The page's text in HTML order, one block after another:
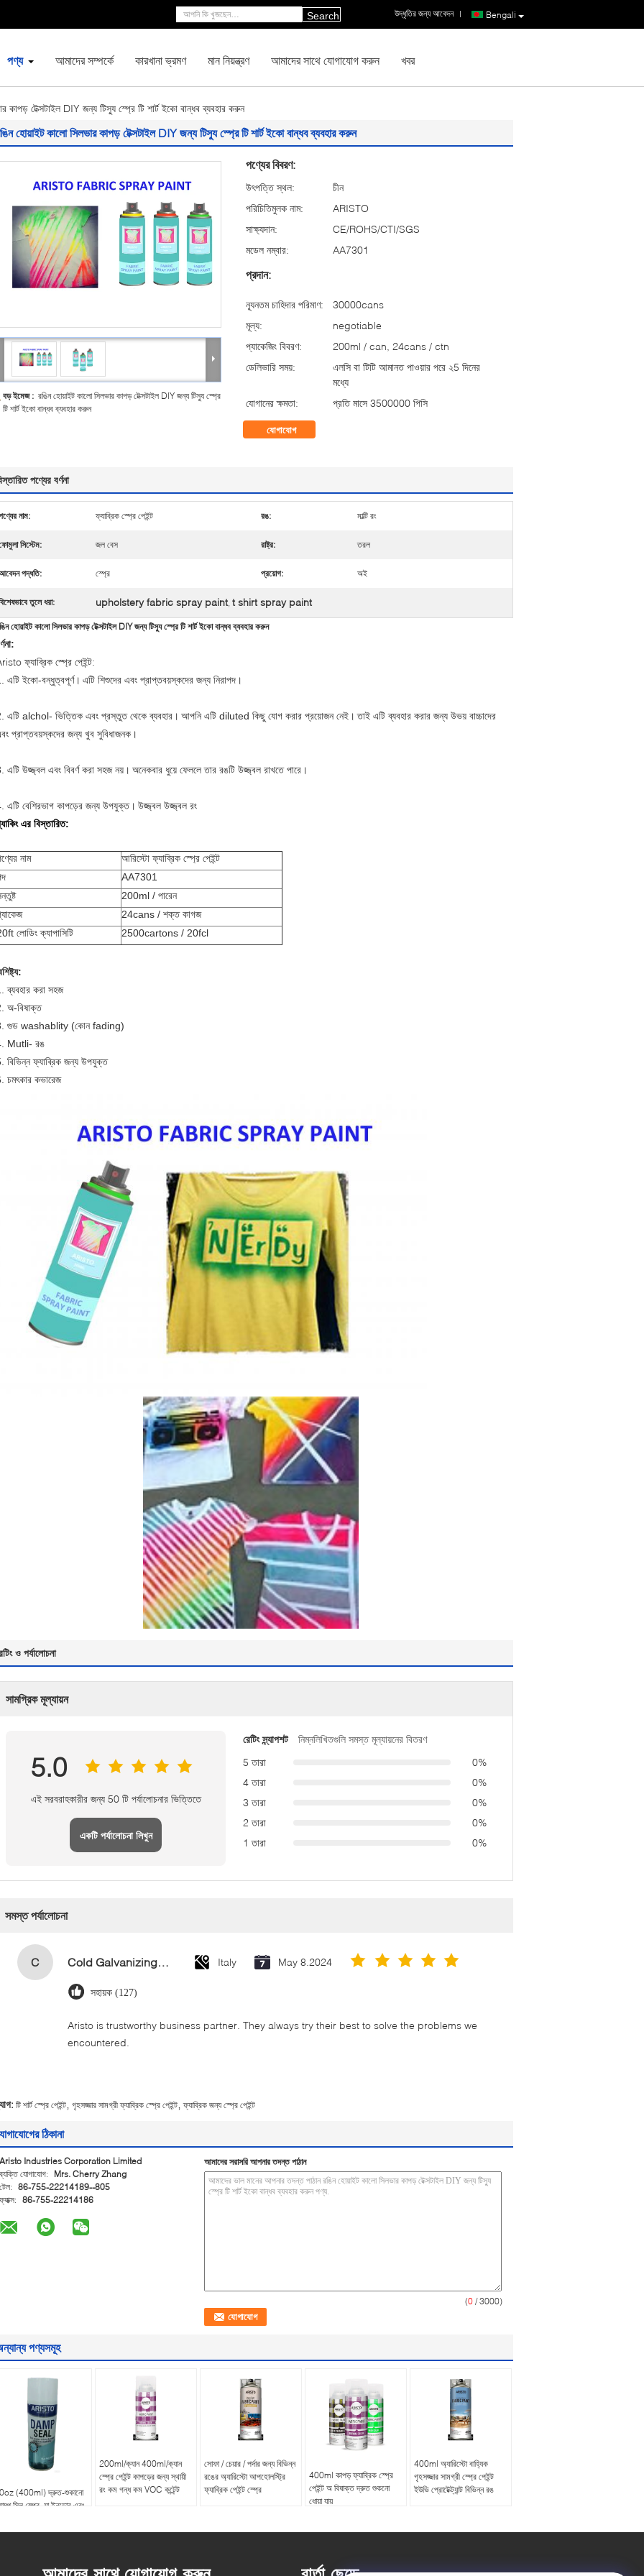
Bengali
উদ্ধৃতির জন্য আবেদন |
Search
পণ্য আমাদের সম্পর্কে কারখানা ভ্রমণ মান নিয়ন্ত্রণ আমাদের সাথে যোগাযোগ করুন খবর
কাপড় টেক্সটাইল DIY জন্য টিস্যু স্প্রে টি শার্ট ইকো বান্ধব ব্যবহার করুন
হোয়াইট কালো সিলভার কাপড় টেক্সটাইল DIY জন্য টিস্যু স্প্রে টি শার্ট ইকো বান্ধব ব্যবহার করুন
বড় ইমেজ : রঙিন হোয়াইট কালো সিলভার কাপড় টেক্সটাইল DIY জন্য টিস্যু স্প্রে
টি শার্ট ইকো বান্ধব ব্যবহার করুন
পণ্যের বিবরণ:
উৎপত্তি স্থল:
চীন
পরিচিতিমুলক নাম:
ARISTO
সাক্ষ্যদান:
CE/ROHS/CTI/SGS
মডেল নম্বার:
AA7301
প্রদান:
ন্যূনতম চাহিদার পরিমাণ:
30000cans
মূল্য:
negotiable
প্যাকেজিং বিবরণ:
200ml / can, 24cans / ctn
ডেলিভারি সময়:
এলসি বা টিটি আমানত পাওয়ার পরে ২5 দিনের
মধ্যে
যোগানের ক্ষমতা:
প্রতি মাসে 3500000 পিসি
যোগাযোগ
পণ্যের বর্ণনা
নাম: ফ্যাব্রিক স্প্রে পেইন্ট রঙ: মাল্টি রং
সিস্টেম: জল বেস রাষ্ট্র: তরল
পদ্ধতি: স্প্রে প্রয়োগ: অই
তুলে ধরা: upholstery fabric spray paint, t shirt spray paint
হোয়াইট কালো সিলভার কাপড় টেক্সটাইল DIY জন্য টিস্যু স্প্রে টি শার্ট ইকো বান্ধব ব্যবহার করুন
ফ্যাব্রিক স্প্রে পেইন্ট:
এটি ইকো-বন্ধুত্বপূর্ণ। এটি শিশুদের এবং প্রাপ্তবয়স্কদের জন্য নিরাপদ।
এটি alchol- ভিত্তিক এবং প্রস্তুত থেকে ব্যবহার। আপনি এটি diluted কিছু যোগ করার প্রয়োজন নেই। তাই এটি ব্যবহার করার জন্য উভয় বাচ্চাদের
প্রাপ্তবয়স্কদের জন্য খুব সুবিধাজনক।
এটি উজ্জ্বল এবং বিবর্ণ করা সহজ নয়। অনেকবার ধুয়ে ফেললে তার রঙটি উজ্জ্বল রাখতে পারে।
এটি বেশিরভাগ কাপড়ের জন্য উপযুক্ত। উজ্জ্বল উজ্জ্বল রং
এর বিস্তারিত:
নাম
আরিস্টো ফ্যাব্রিক স্প্রে পেইন্ট
AA7301
200ml / পারেন
24cans / শক্ত কাগজ
লোডিং ক্যাপাসিটি
2500cartons / 20fcl
ব্যবহার করা সহজ
অ-বিষাক্ত
গুড washablity (কোন fading)
Mutli- রঙ
বিভিন্ন ফ্যাব্রিক জন্য উপযুক্ত
চমৎকার কভারেজ
ও পর্যালোচনা
সামগ্রিক মূল্যায়ন
5.0
এই সরবরাহকারীর জন্য 50 টি পর্যালোচনার ভিত্তিতে
একটি পর্যালোচনা লিখুন
রেটিং স্ন্যাপশট
নিম্নলিখিতগুলি সমস্ত মূল্যায়নের বিতরণ
5 তারা
0%
4 তারা
0%
3 তারা
0%
2 তারা
0%
1 তারা
0%
সমস্ত পর্যালোচনা
C Cold Galvanizing Zinc Spray Paint 400ml Italy May 8.2024
সহায়ক (127)
Aristo is trustworthy business partner. They always try their best to solve the problems we
encountered.
টি শার্ট স্প্রে পেইন্ট গৃহসজ্জার সামগ্রী ফ্যাব্রিক স্প্রে পেইন্ট ফ্যাব্রিক জন্য স্প্রে পেইন্ট
ঠিকানা
Aristo Industries Corporation Limited
ব্যক্তি যোগাযোগ:
Mrs. Cherry Zhang
টেল: 86-755-22214189--805
ফ্যাক্স: 86-755-22214186
আমাদের সরাসরি আপনার তদন্ত পাঠান
(0 / 3000)
পণ্যসমূহ
(400ml) দ্রুত-শুকানো
সিল স্প্রে, যা ইনডোর এবং
জীবাণু প্রতিরোধক ক্ষমতা
200ml/ক্যান 400ml/ক্যান
স্প্রে পেইন্ট কাপড়ের জন্য স্থায়ী
রং কম গন্ধ কম VOC কন্টেন্ট
সোফা / চেয়ার / পর্দার জন্য বিভিন্ন
রঙের অ্যারিস্টো আপহোলস্ট্রি
ফ্যাব্রিক পেইন্ট স্প্রে
400ml কাপড় ফ্যাব্রিক স্প্রে
পেইন্ট অ বিষাক্ত দ্রুত শুকনো
ধোয়া যায়
400ml অ্যারিস্টো বাহ্যিক
গৃহসজ্জার সামগ্রী স্প্রে পেইন্ট
ইউভি প্রোটেক্ট্যান্ট বিভিন্ন রঙ